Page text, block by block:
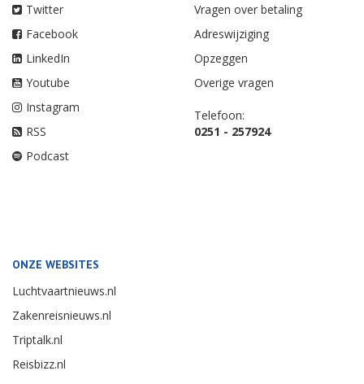
Twitter
Facebook
LinkedIn
Youtube
Instagram
RSS
Podcast
Vragen over betaling
Adreswijziging
Opzeggen
Overige vragen
Telefoon:
0251 - 257924
ONZE WEBSITES
Luchtvaartnieuws.nl
Zakenreisnieuws.nl
Triptalk.nl
Reisbizz.nl